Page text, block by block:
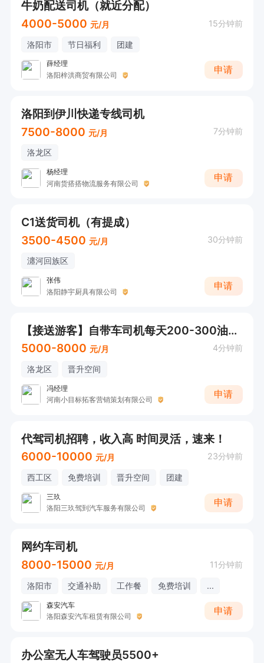
牛奶配送司机（就近分配）
4000-5000 元/月 15分钟前
洛阳市 节日福利 团建
薛经理
洛阳梓洪商贸有限公司
申请
洛阳到伊川快递专线司机
7500-8000 元/月 7分钟前
洛龙区
杨经理
河南货搭搭物流服务有限公司
申请
C1送货司机（有提成）
3500-4500 元/月 30分钟前
瀍河回族区
张伟
洛阳静宇厨具有限公司
申请
【接送游客】自带车司机每天200-300油报销
5000-8000 元/月 4分钟前
洛龙区 晋升空间
冯经理
河南小目标拓客营销策划有限公司
申请
代驾司机招聘，收入高 时间灵活，速来！
6000-10000 元/月 23分钟前
西工区 免费培训 晋升空间 团建
三玖
洛阳三玖驾到汽车服务有限公司
申请
网约车司机
8000-15000 元/月 11分钟前
洛阳市 交通补助 工作餐 免费培训 ...
森安汽车
洛阳森安汽车租赁有限公司
申请
办公室无人车驾驶员5500+